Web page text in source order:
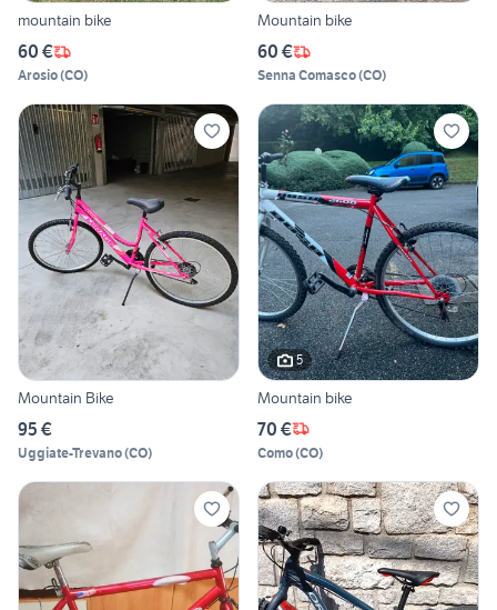
mountain bike
60 €
Arosio(CO)
Mountain bike
60 €
Senna Comasco(CO)
Mountain Bike
95 €
Uggiate-Trevano(CO)
5
Mountain bike
70 €
Como(CO)